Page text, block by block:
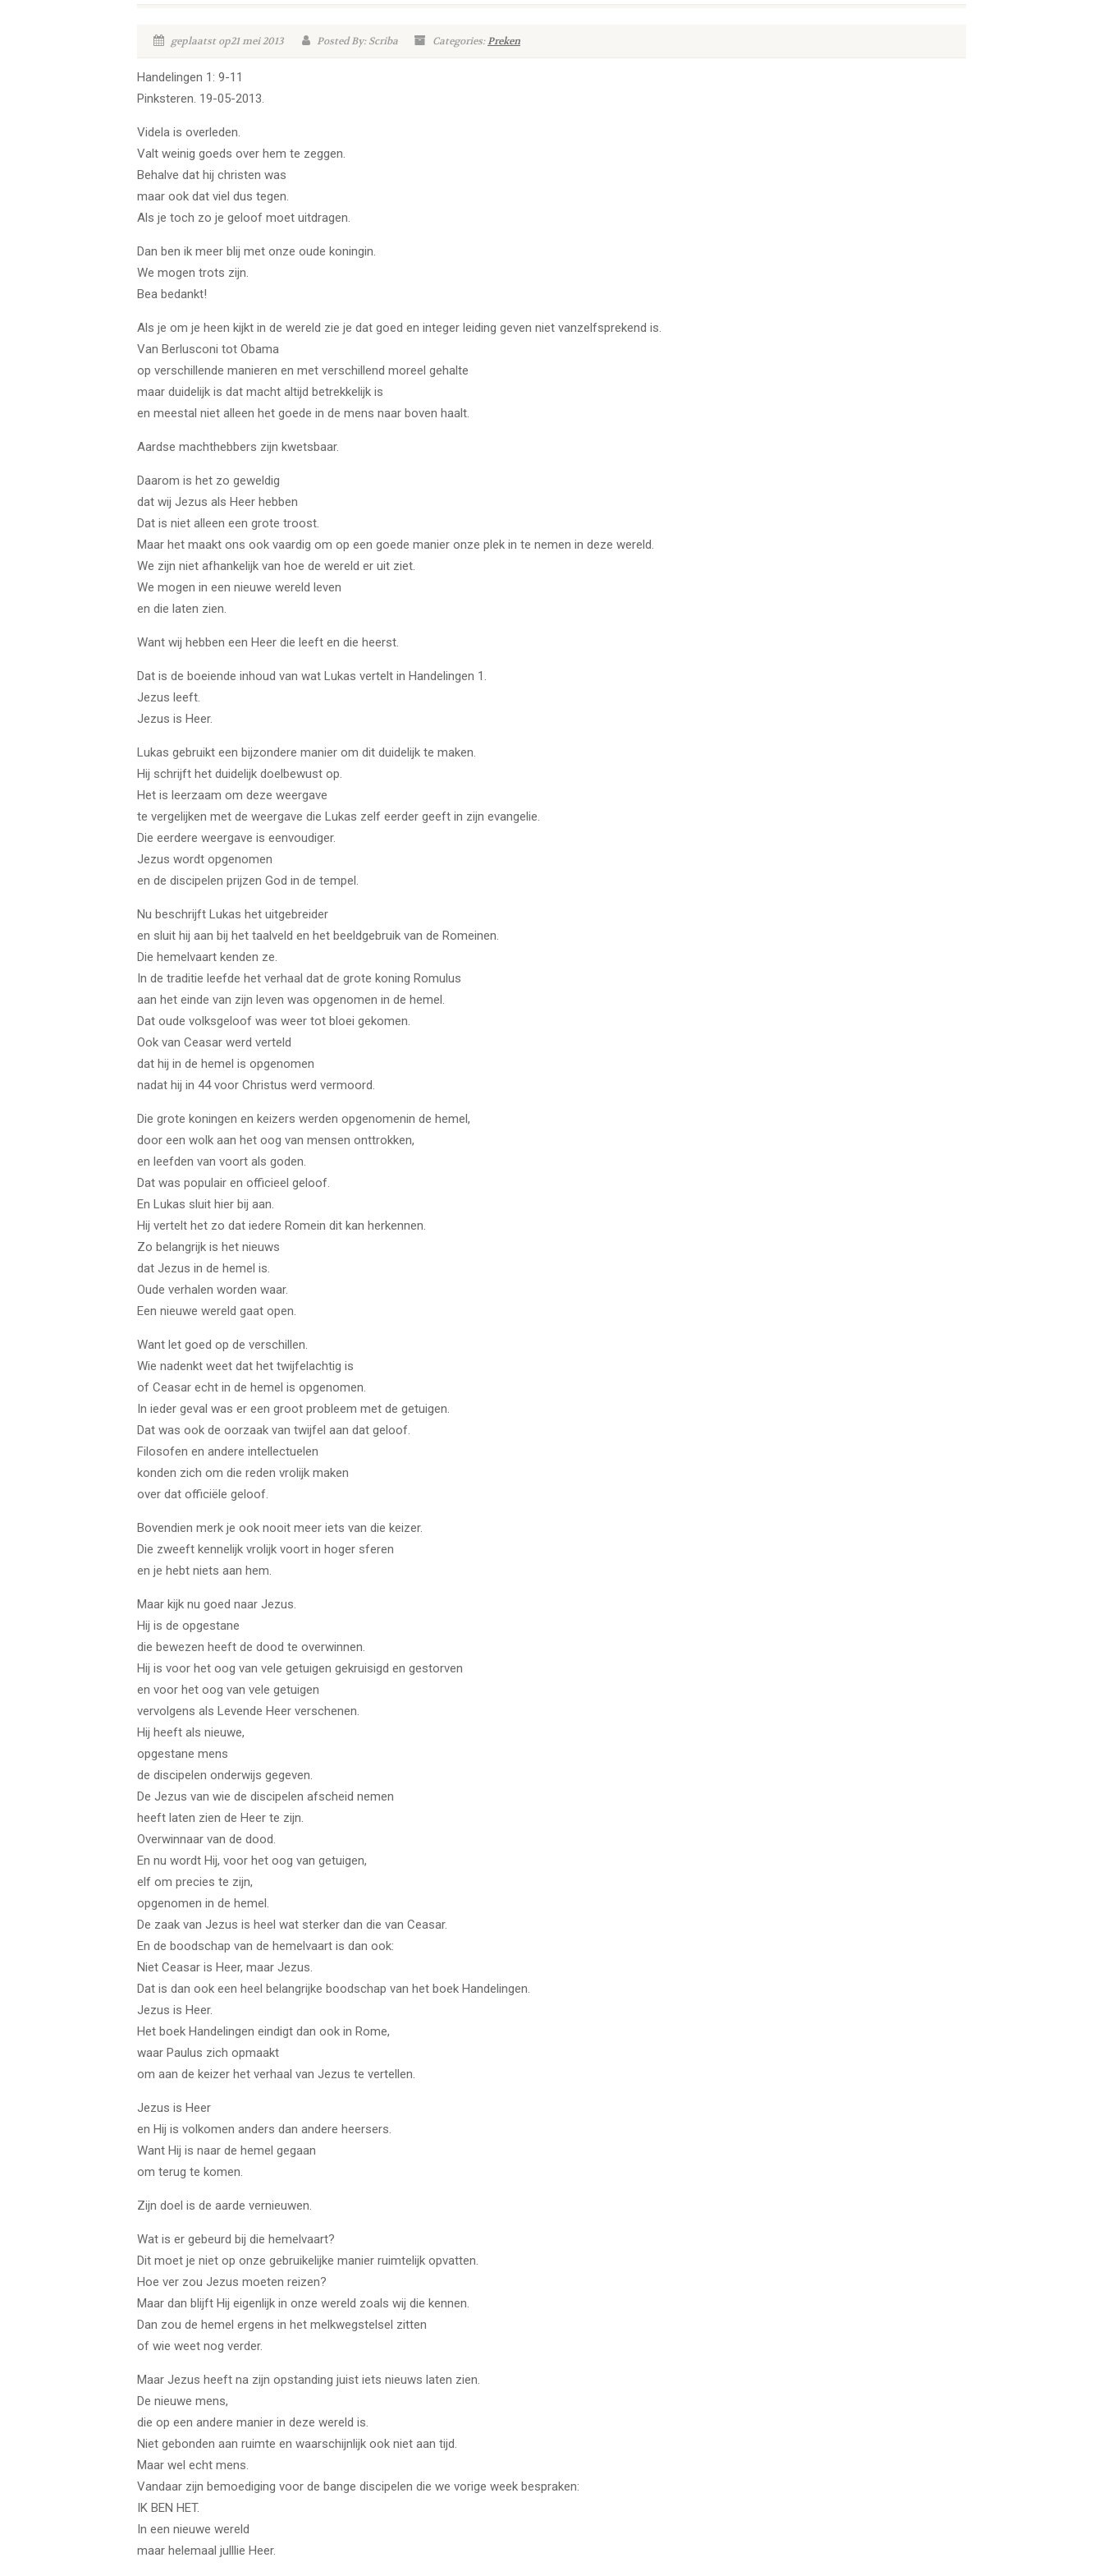
geplaatst op21 mei 2013 Posted By: Scriba Categories:Preken
Handelingen 1: 9-11
Pinksteren. 19-05-2013.
Videla is overleden.
Valt weinig goeds over hem te zeggen.
Behalve dat hij christen was
maar ook dat viel dus tegen.
Als je toch zo je geloof moet uitdragen.
Dan ben ik meer blij met onze oude koningin.
We mogen trots zijn.
Bea bedankt!
Als je om je heen kijkt in de wereld zie je dat goed en integer leiding geven niet vanzelfsprekend is.
Van Berlusconi tot Obama
op verschillende manieren en met verschillend moreel gehalte
maar duidelijk is dat macht altijd betrekkelijk is
en meestal niet alleen het goede in de mens naar boven haalt.
Aardse machthebbers zijn kwetsbaar.
Daarom is het zo geweldig
dat wij Jezus als Heer hebben
Dat is niet alleen een grote troost.
Maar het maakt ons ook vaardig om op een goede manier onze plek in te nemen in deze wereld.
We zijn niet afhankelijk van hoe de wereld er uit ziet.
We mogen in een nieuwe wereld leven
en die laten zien.
Want wij hebben een Heer die leeft en die heerst.
Dat is de boeiende inhoud van wat Lukas vertelt in Handelingen 1.
Jezus leeft.
Jezus is Heer.
Lukas gebruikt een bijzondere manier om dit duidelijk te maken.
Hij schrijft het duidelijk doelbewust op.
Het is leerzaam om deze weergave
te vergelijken met de weergave die Lukas zelf eerder geeft in zijn evangelie.
Die eerdere weergave is eenvoudiger.
Jezus wordt opgenomen
en de discipelen prijzen God in de tempel.
Nu beschrijft Lukas het uitgebreider
en sluit hij aan bij het taalveld en het beeldgebruik van de Romeinen.
Die hemelvaart kenden ze.
In de traditie leefde het verhaal dat de grote koning Romulus
aan het einde van zijn leven was opgenomen in de hemel.
Dat oude volksgeloof was weer tot bloei gekomen.
Ook van Ceasar werd verteld
dat hij in de hemel is opgenomen
nadat hij in 44 voor Christus werd vermoord.
Die grote koningen en keizers werden opgenomenin de hemel,
door een wolk aan het oog van mensen onttrokken,
en leefden van voort als goden.
Dat was populair en officieel geloof.
En Lukas sluit hier bij aan.
Hij vertelt het zo dat iedere Romein dit kan herkennen.
Zo belangrijk is het nieuws
dat Jezus in de hemel is.
Oude verhalen worden waar.
Een nieuwe wereld gaat open.
Want let goed op de verschillen.
Wie nadenkt weet dat het twijfelachtig is
of Ceasar echt in de hemel is opgenomen.
In ieder geval was er een groot probleem met de getuigen.
Dat was ook de oorzaak van twijfel aan dat geloof.
Filosofen en andere intellectuelen
konden zich om die reden vrolijk maken
over dat officiële geloof.
Bovendien merk je ook nooit meer iets van die keizer.
Die zweeft kennelijk vrolijk voort in hoger sferen
en je hebt niets aan hem.
Maar kijk nu goed naar Jezus.
Hij is de opgestane
die bewezen heeft de dood te overwinnen.
Hij is voor het oog van vele getuigen gekruisigd en gestorven
en voor het oog van vele getuigen
vervolgens als Levende Heer verschenen.
Hij heeft als nieuwe,
opgestane mens
de discipelen onderwijs gegeven.
De Jezus van wie de discipelen afscheid nemen
heeft laten zien de Heer te zijn.
Overwinnaar van de dood.
En nu wordt Hij, voor het oog van getuigen,
elf om precies te zijn,
opgenomen in de hemel.
De zaak van Jezus is heel wat sterker dan die van Ceasar.
En de boodschap van de hemelvaart is dan ook:
Niet Ceasar is Heer, maar Jezus.
Dat is dan ook een heel belangrijke boodschap van het boek Handelingen.
Jezus is Heer.
Het boek Handelingen eindigt dan ook in Rome,
waar Paulus zich opmaakt
om aan de keizer het verhaal van Jezus te vertellen.
Jezus is Heer
en Hij is volkomen anders dan andere heersers.
Want Hij is naar de hemel gegaan
om terug te komen.
Zijn doel is de aarde vernieuwen.
Wat is er gebeurd bij die hemelvaart?
Dit moet je niet op onze gebruikelijke manier ruimtelijk opvatten.
Hoe ver zou Jezus moeten reizen?
Maar dan blijft Hij eigenlijk in onze wereld zoals wij die kennen.
Dan zou de hemel ergens in het melkwegstelsel zitten
of wie weet nog verder.
Maar Jezus heeft na zijn opstanding juist iets nieuws laten zien.
De nieuwe mens,
die op een andere manier in deze wereld is.
Niet gebonden aan ruimte en waarschijnlijk ook niet aan tijd.
Maar wel echt mens.
Vandaar zijn bemoediging voor de bange discipelen die we vorige week bespraken:
IK BEN HET.
In een nieuwe wereld
maar helemaal julllie Heer.